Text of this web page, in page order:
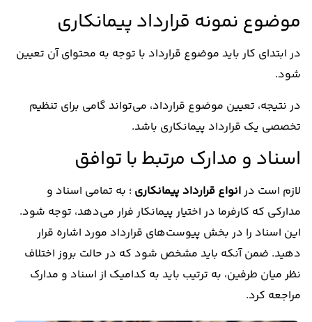
موضوع نمونه قرارداد پیمانکاری
در ابتدای کار باید موضوع قرارداد با توجه به محتوای آن تعیین
شود.
در نتیجه، تعیین موضوع قرارداد، می‌تواند گامی برای تنظیم
تخصصی یک قرارداد پیمانکاری باشد.
اسناد و مدارک مرتبط با توافق
لازم است درانواع قرارداد پیمانکاری ؛ به تمامی اسناد و
مدارکی که کارفرما در اختیار پیمانکار فرار می‌دهد، توجه شود.
این اسناد را در بخش پیوست‌های قرارداد مورد اشاره قرار
دهید. ضمن آنکه باید مشخص شود که در حالت بروز اختلاف
نظر میان طرفین، به ترتیب باید به کدامیک از اسناد و مدارک
مراجعه کرد.